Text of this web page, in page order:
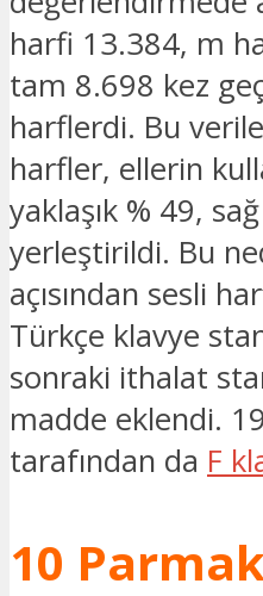
harfi 13.384, m
tam 8.698 kez
harflerdi. Bu
harfler, ellerin
yaklaşık % 49,
yerleştirildi. Bu
açısından sesli
Türkçe klavye
sonraki ithalat
madde eklendi.
tarafından da F
10